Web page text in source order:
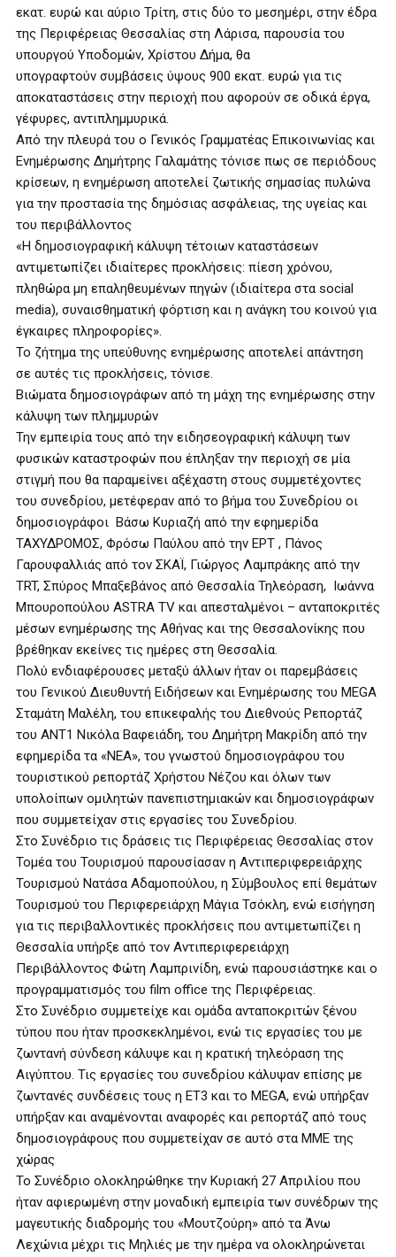
εκατ. ευρώ και αύριο Τρίτη, στις δύο το μεσημέρι, στην έδρα
της Περιφέρειας Θεσσαλίας στη Λάρισα, παρουσία του
υπουργού Υποδομών, Χρίστου Δήμα, θα
υπογραφτούν συμβάσεις ύψους 900 εκατ. ευρώ για τις
αποκαταστάσεις στην περιοχή που αφορούν σε οδικά έργα,
γέφυρες, αντιπλημμυρικά.
Από την πλευρά του ο Γενικός Γραμματέας Επικοινωνίας και
Ενημέρωσης Δημήτρης Γαλαμάτης τόνισε πως σε περιόδους
κρίσεων, η ενημέρωση αποτελεί ζωτικής σημασίας πυλώνα
για την προστασία της δημόσιας ασφάλειας, της υγείας και
του περιβάλλοντος
«Η δημοσιογραφική κάλυψη τέτοιων καταστάσεων
αντιμετωπίζει ιδιαίτερες προκλήσεις: πίεση χρόνου,
πληθώρα μη επαληθευμένων πηγών (ιδιαίτερα στα social
media), συναισθηματική φόρτιση και η ανάγκη του κοινού για
έγκαιρες πληροφορίες».
Το ζήτημα της υπεύθυνης ενημέρωσης αποτελεί απάντηση
σε αυτές τις προκλήσεις, τόνισε.
Βιώματα δημοσιογράφων από τη μάχη της ενημέρωσης στην
κάλυψη των πλημμυρών
Την εμπειρία τους από την ειδησεογραφική κάλυψη των
φυσικών καταστροφών που έπληξαν την περιοχή σε μία
στιγμή που θα παραμείνει αξέχαστη στους συμμετέχοντες
του συνεδρίου, μετέφεραν από το βήμα του Συνεδρίου οι
δημοσιογράφοι Βάσω Κυριαζή από την εφημερίδα
ΤΑΧΥΔΡΟΜΟΣ, Φρόσω Παύλου από την ΕΡΤ , Πάνος
Γαρουφαλλιάς από τον ΣΚΑΪ, Γιώργος Λαμπράκης από την
TRT, Σπύρος Μπαξεβάνος από Θεσσαλία Τηλεόραση, Ιωάννα
Μπουροπούλου ASTRA TV και απεσταλμένοι – ανταποκριτές
μέσων ενημέρωσης της Αθήνας και της Θεσσαλονίκης που
βρέθηκαν εκείνες τις ημέρες στη Θεσσαλία.
Πολύ ενδιαφέρουσες μεταξύ άλλων ήταν οι παρεμβάσεις
του Γενικού Διευθυντή Ειδήσεων και Ενημέρωσης του MEGA
Σταμάτη Μαλέλη, του επικεφαλής του Διεθνούς Ρεπορτάζ
του ΑΝΤ1 Νικόλα Βαφειάδη, του Δημήτρη Μακρίδη από την
εφημερίδα τα «ΝΕΑ», του γνωστού δημοσιογράφου του
τουριστικού ρεπορτάζ Χρήστου Νέζου και όλων των
υπολοίπων ομιλητών πανεπιστημιακών και δημοσιογράφων
που συμμετείχαν στις εργασίες του Συνεδρίου.
Στο Συνέδριο τις δράσεις τις Περιφέρειας Θεσσαλίας στον
Τομέα του Τουρισμού παρουσίασαν η Αντιπεριφερειάρχης
Τουρισμού Νατάσα Αδαμοπούλου, η Σύμβουλος επί θεμάτων
Τουρισμού του Περιφερειάρχη Μάγια Τσόκλη, ενώ εισήγηση
για τις περιβαλλοντικές προκλήσεις που αντιμετωπίζει η
Θεσσαλία υπήρξε από τον Αντιπεριφερειάρχη
Περιβάλλοντος Φώτη Λαμπρινίδη, ενώ παρουσιάστηκε και ο
προγραμματισμός του film office της Περιφέρειας.
Στο Συνέδριο συμμετείχε και ομάδα ανταποκριτών ξένου
τύπου που ήταν προσκεκλημένοι, ενώ τις εργασίες του με
ζωντανή σύνδεση κάλυψε και η κρατική τηλεόραση της
Αιγύπτου. Τις εργασίες του συνεδρίου κάλυψαν επίσης με
ζωντανές συνδέσεις τους η ΕΤ3 και το MEGA, ενώ υπήρξαν
υπήρξαν και αναμένονται αναφορές και ρεπορτάζ από τους
δημοσιογράφους που συμμετείχαν σε αυτό στα ΜΜΕ της
χώρας
Το Συνέδριο ολοκληρώθηκε την Κυριακή 27 Απριλίου που
ήταν αφιερωμένη στην μοναδική εμπειρία των συνέδρων της
μαγευτικής διαδρομής του «Μουτζούρη» από τα Άνω
Λεχώνια μέχρι τις Μηλιές με την ημέρα να ολοκληρώνεται